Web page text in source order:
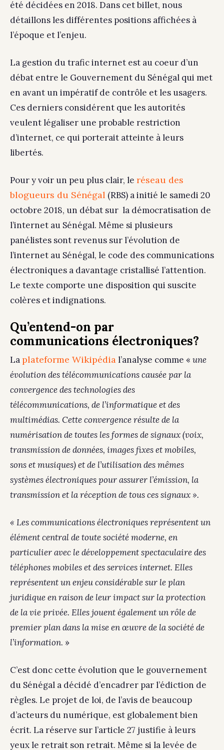
été décidées en 2018. Dans cet billet, nous
détaillons les différentes positions affichées à
l’époque et l’enjeu.
La gestion du trafic internet est au coeur d’un
débat entre le Gouvernement du Sénégal qui met
en avant un impératif de contrôle et les usagers.
Ces derniers considérent que les autorités
veulent légaliser une probable restriction
d’internet, ce qui porterait atteinte à leurs
libertés.
Pour y voir un peu plus clair, le réseau des
blogueurs du Sénégal (RBS) a initié le samedi 20
octobre 2018, un débat sur la démocratisation de
l’internet au Sénégal. Même si plusieurs
panélistes sont revenus sur l’évolution de
l’internet au Sénégal, le code des communications
électroniques a davantage cristallisé l’attention.
Le texte comporte une disposition qui suscite
colères et indignations.
Qu’entend-on par
communications électroniques?
Laplateforme Wikipédial’analyse comme « une
évolution des télécommunications causée par la
convergence des technologies des
télécommunications, de l’informatique et des
multimédias. Cette convergence résulte de la
numérisation de toutes les formes de signaux (voix,
transmission de données, images fixes et mobiles,
sons et musiques) et de l’utilisation des mêmes
systèmes électroniques pour assurer l’émission, la
transmission et la réception de tous ces signaux ».
« Les communications électroniques représentent un
élément central de toute société moderne, en
particulier avec le développement spectaculaire des
téléphones mobiles et des services internet. Elles
représentent un enjeu considérable sur le plan
juridique en raison de leur impact sur la protection
de la vie privée. Elles jouent également un rôle de
premier plan dans la mise en œuvre de la société de
l’information. »
C’est donc cette évolution que le gouvernement
du Sénégal a décidé d’encadrer par l’édiction de
règles. Le projet de loi, de l’avis de beaucoup
d’acteurs du numérique, est globalement bien
écrit. La réserve sur l’article 27 justifie à leurs
yeux le retrait son retrait. Même si la levée de